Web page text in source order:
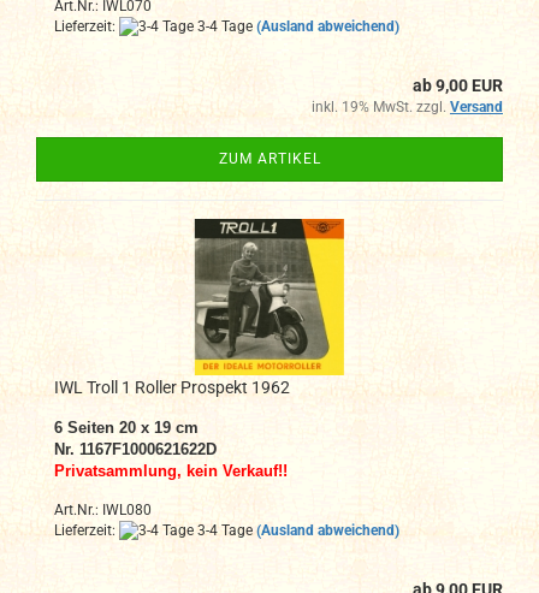
Art.Nr.: IWL070
Lieferzeit:
3-4 Tage (Ausland abweichend)
ab 9,00 EUR
inkl. 19% MwSt. zzgl. Versand
ZUM ARTIKEL
IWL Troll 1 Roller Prospekt 1962
6 Seiten 20 x 19 cm
Nr. 1167F1000621622D
Privatsammlung, kein Verkauf!!
Art.Nr.: IWL080
Lieferzeit:
3-4 Tage (Ausland abweichend)